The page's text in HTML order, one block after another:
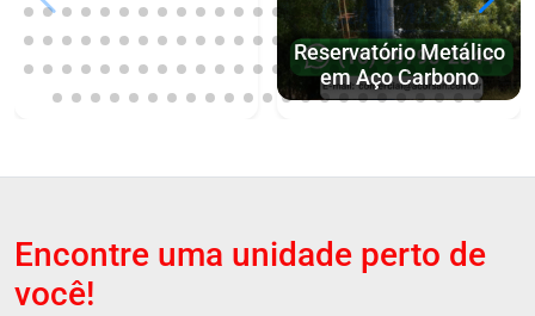
Reservatório Metálico
em Aço Carbono
Encontre uma unidade perto de
você!